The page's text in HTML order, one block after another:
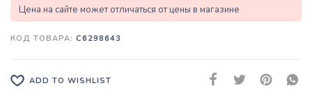
Цена на сайте может отличаться от цены в магазине
КОД ТОВАРА: C6298643
ADD TO WISHLIST